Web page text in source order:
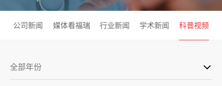
公司新闻 媒体看福瑞 行业新闻 学术新闻 科普视频